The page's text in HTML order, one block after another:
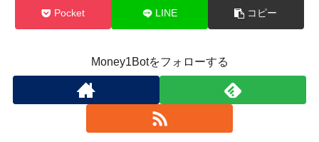
Pocket LINE コピー
Money1Botをフォローする